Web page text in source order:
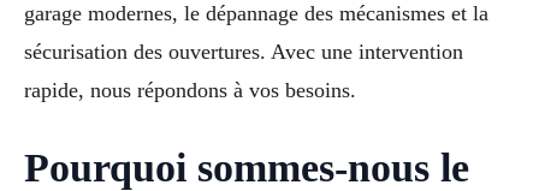
garage modernes, le dépannage des mécanismes et la
sécurisation des ouvertures. Avec une intervention
rapide, nous répondons à vos besoins.
Pourquoi sommes-nous le